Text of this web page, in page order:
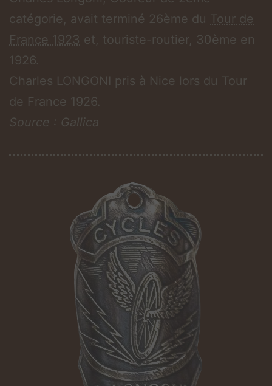
catégorie, avait terminé 26ème du Tour de
France 1923 et, touriste-routier, 30ème en
1926.
Charles LONGONI pris à Nice lors du Tour
de France 1926.
Source : Gallica